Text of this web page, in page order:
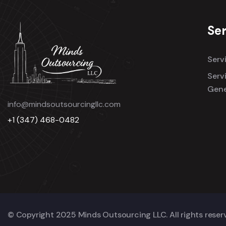
info@mindsoutsourcingllc.com
+1 (347) 468-0482
© Copyright 2025 Minds Outsourcing LLC. All rights